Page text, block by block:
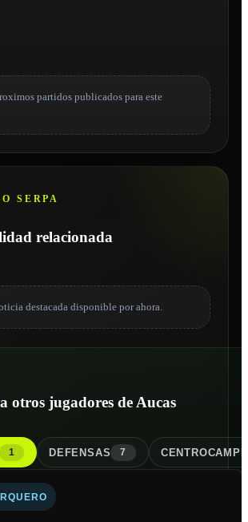
partidos publicados para este
SERPA
relacionada
destacada disponible por ahora.
otros jugadores de Aucas
1 DEFENSAS 7